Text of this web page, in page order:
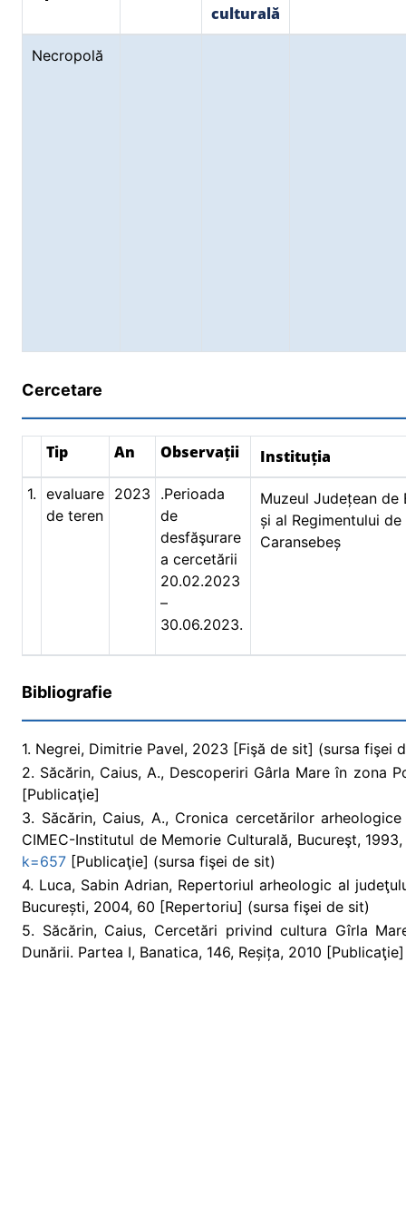
culturală
Necropolă
Cercetare
Tip An Observații Instituția
1. evaluare
de teren
2023
.Perioada
de
desfăşurare
a cercetării
20.02.2023
–
30.06.2023.
Muzeul Județean de
și al Regimentului de
Caransebeș
Bibliografie
1. Negrei, Dimitrie Pavel, 2023 [Fişă de sit] (sursa fişei
2. Săcărin, Caius, A., Descoperiri Gârla Mare în zona
[Publicaţie]
3. Săcărin, Caius, A., Cronica cercetărilor
CIMEC-Institutul de Memorie Culturală, Bucureşt,
k=657 [Publicaţie] (sursa fişei de sit)
4. Luca, Sabin Adrian, Repertoriul arheologic al
București, 2004, 60 [Repertoriu] (sursa fişei de sit)
5. Săcărin, Caius, Cercetări privind cultura Gîrla
Dunării. Partea I, Banatica, 146, Reșița, 2010